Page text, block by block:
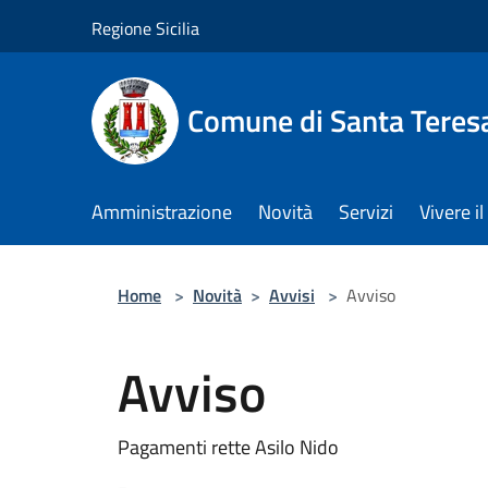
Regione Sicilia
Comune di Santa
Amministrazione Novità Servizi Vivere
Home > Novità > Avvisi > Avviso
Avviso
Pagamenti rette Asilo Nido